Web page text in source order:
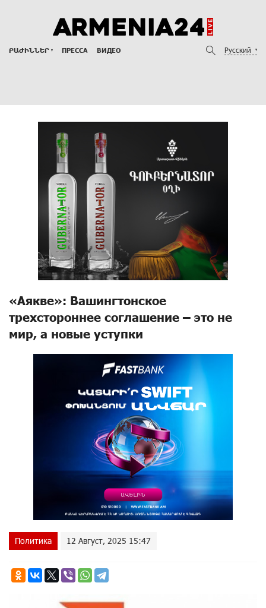
ԲԱԺԻՆՆԵՐ ПРЕССА ВИДЕО Русский
«Аякве»: Вашингтонское
трехстороннее соглашение – это не
мир, а новые уступки
Политика 12 Август, 2025 15:47